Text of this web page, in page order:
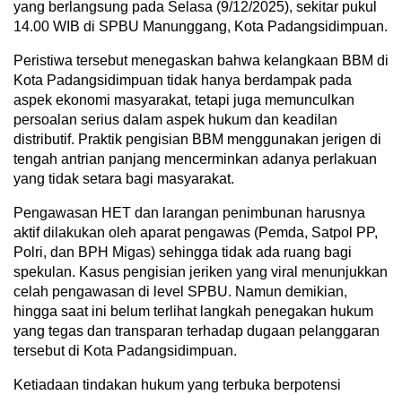
yang berlangsung pada Selasa (9/12/2025), sekitar pukul
14.00 WIB di SPBU Manunggang, Kota Padangsidimpuan.
Peristiwa tersebut menegaskan bahwa kelangkaan BBM di
Kota Padangsidimpuan tidak hanya berdampak pada
aspek ekonomi masyarakat, tetapi juga memunculkan
persoalan serius dalam aspek hukum dan keadilan
distributif. Praktik pengisian BBM menggunakan jerigen di
tengah antrian panjang mencerminkan adanya perlakuan
yang tidak setara bagi masyarakat.
Pengawasan HET dan larangan penimbunan harusnya
aktif dilakukan oleh aparat pengawas (Pemda, Satpol PP,
Polri, dan BPH Migas) sehingga tidak ada ruang bagi
spekulan. Kasus pengisian jeriken yang viral menunjukkan
celah pengawasan di level SPBU. Namun demikian,
hingga saat ini belum terlihat langkah penegakan hukum
yang tegas dan transparan terhadap dugaan pelanggaran
tersebut di Kota Padangsidimpuan.
Ketiadaan tindakan hukum yang terbuka berpotensi